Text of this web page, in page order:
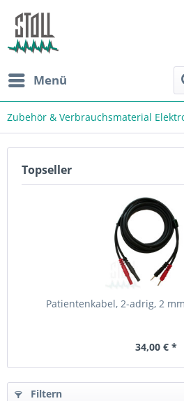
Menü
Zubehör & Verbrauchsmaterial
Topseller
Patientenkabel, 2-adrig, 2
34,00 € *
Filtern